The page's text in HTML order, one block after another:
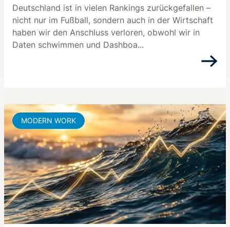
Deutschland ist in vielen Rankings zurückgefallen –
nicht nur im Fußball, sondern auch in der Wirtschaft
haben wir den Anschluss verloren, obwohl wir in
Daten schwimmen und Dashboa...
MODERN WORK